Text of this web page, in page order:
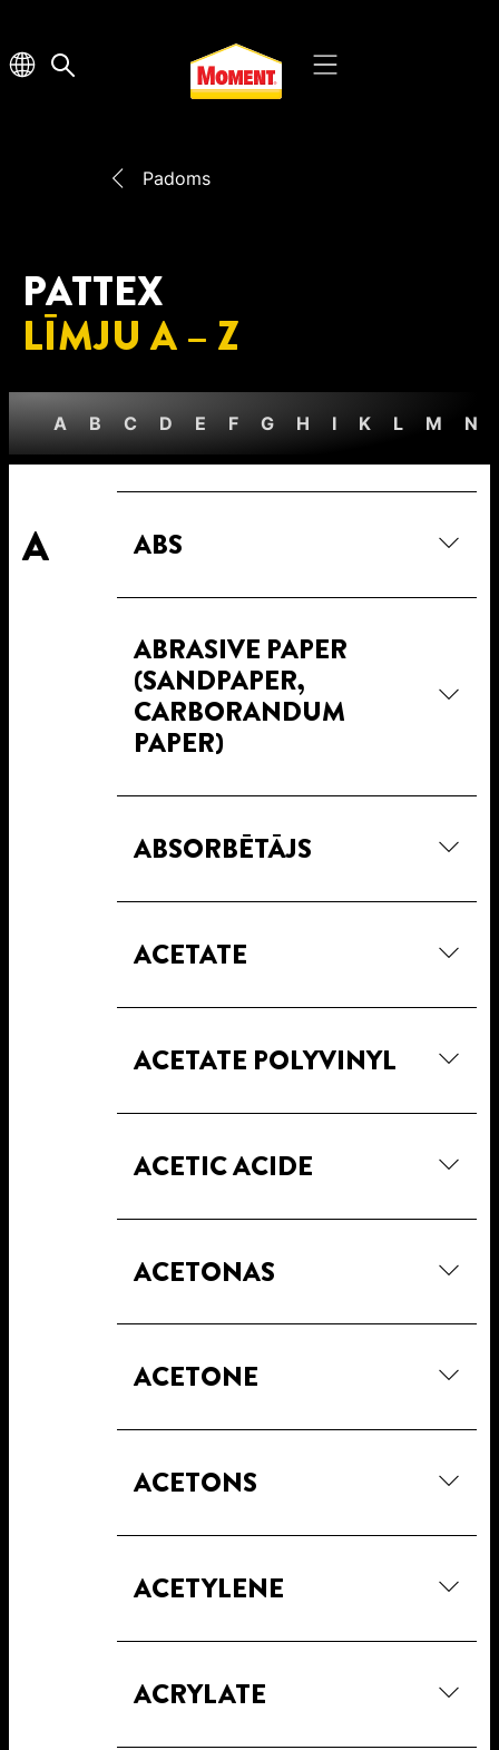
Padoms
PATTEX
LĪMJU A – Z
A B C D E F G H I K L M N
A ABS
ABRASIVE PAPER
(SANDPAPER,
CARBORANDUM
PAPER)
ABSORBĒTĀJS
ACETATE
ACETATE POLYVINYL
ACETIC ACIDE
ACETONAS
ACETONE
ACETONS
ACETYLENE
ACRYLATE